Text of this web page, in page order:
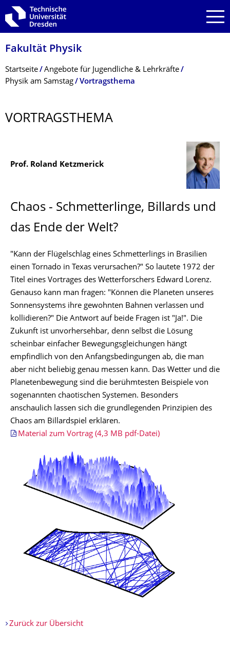
Zur Hauptnavigation springen
Zur Suche springen
Zum Inhalt springen
Fakultät Physik
Breadcrumb-Menü
Startseite
Angebote für Jugendliche & Lehrkräfte
Physik am Samstag
Vortragsthema
VORTRAGSTHEMA
Prof. Roland Ketzmerick
Chaos - Schmetterlinge, Billards und
das Ende der Welt?
"Kann der Flügelschlag eines Schmetterlings in Brasilien
einen Tornado in Texas verursachen?" So lautete 1972 der
Titel eines Vortrages des Wetterforschers Edward Lorenz.
Genauso kann man fragen: "Können die Planeten unseres
Sonnensystems ihre gewohnten Bahnen verlassen und
kollidieren?" Die Antwort auf beide Fragen ist "Ja!". Die
Zukunft ist unvorhersehbar, denn selbst die Lösung
scheinbar einfacher Bewegungsgleichungen hängt
empfindlich von den Anfangsbedingungen ab, die man
aber nicht beliebig genau messen kann. Das Wetter und die
Planetenbewegung sind die berühmtesten Beispiele von
sogenannten chaotischen Systemen. Besonders
anschaulich lassen sich die grundlegenden Prinzipien des
Chaos am Billardspiel erklären.
Material zum Vortrag (4,3 MB pdf-Datei)
Zurück zur Übersicht